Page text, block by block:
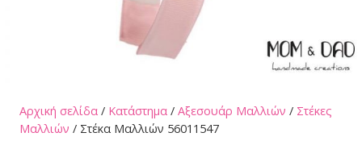
Αρχική σελίδα / Κατάστημα / Αξεσουάρ Μαλλιών / Στέκες
Μαλλιών / Στέκα Μαλλιών 56011547